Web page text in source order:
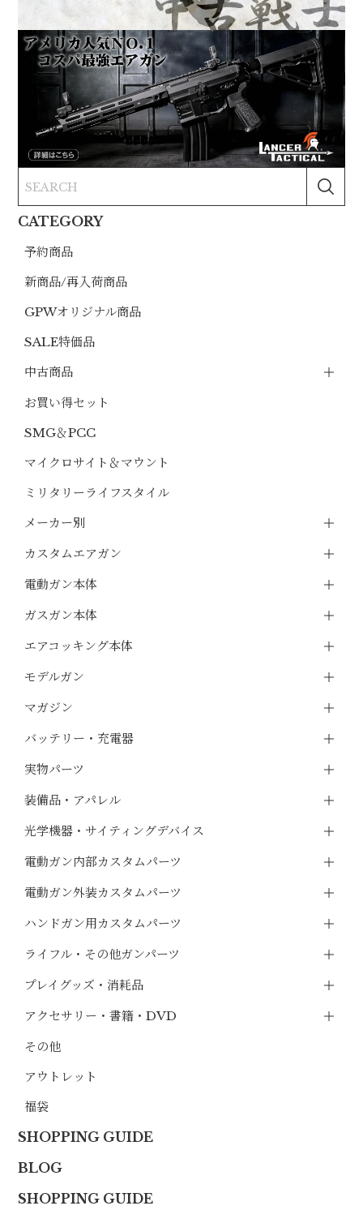
CATEGORY
予約商品
新商品/再入荷商品
GPWオリジナル商品
SALE特価品
中古商品
お買い得セット
SMG＆PCC
マイクロサイト＆マウント
ミリタリーライフスタイル
メーカー別
カスタムエアガン
電動ガン本体
ガスガン本体
エアコッキング本体
モデルガン
マガジン
バッテリー・充電器
実物パーツ
装備品・アパレル
光学機器・サイティングデバイス
電動ガン内部カスタムパーツ
電動ガン外装カスタムパーツ
ハンドガン用カスタムパーツ
ライフル・その他ガンパーツ
プレイグッズ・消耗品
アクセサリー・書籍・DVD
その他
アウトレット
福袋
SHOPPING GUIDE
BLOG
SHOPPING GUIDE